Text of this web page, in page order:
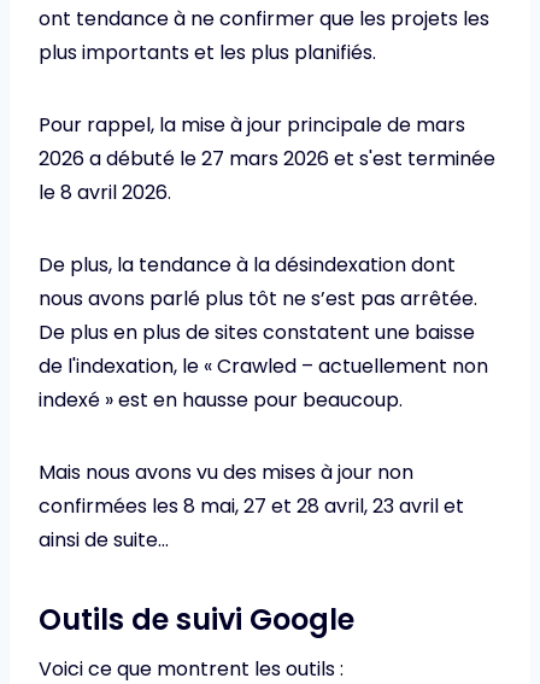
ont tendance à ne confirmer que les projets les
plus importants et les plus planifiés.
Pour rappel, la mise à jour principale de mars
2026 a débuté le 27 mars 2026 et s'est terminée
le 8 avril 2026.
De plus, la tendance à la désindexation dont
nous avons parlé plus tôt ne s’est pas arrêtée.
De plus en plus de sites constatent une baisse
de l'indexation, le « Crawled – actuellement non
indexé » est en hausse pour beaucoup.
Mais nous avons vu des mises à jour non
confirmées les 8 mai, 27 et 28 avril, 23 avril et
ainsi de suite…
Outils de suivi Google
Voici ce que montrent les outils :